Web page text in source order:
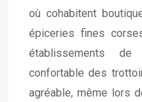
où cohabitent
épiceries fines
établissements de
confortable des
agréable, même lors